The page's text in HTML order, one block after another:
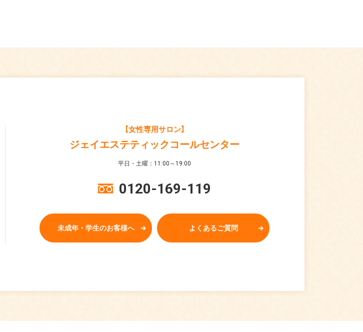
【女性専用サロン】
ジェイエステティックコールセンター
平日・土曜：11:00～19:00
0120-169-119
未成年・学生のお客様へ よくあるご質問